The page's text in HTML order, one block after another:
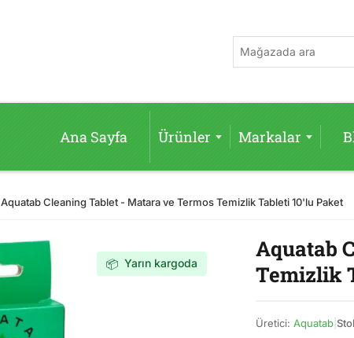
Ana Sayfa Ürünler Markalar
Aquatab Cleaning Tablet - Matara ve Termos Temizlik Tableti 10'lu Paket
📦 Yarın kargoda
Aquatab
Temizlik
Üretici: Aquatab |